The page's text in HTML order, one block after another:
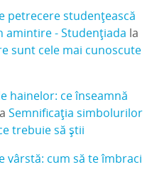
petrecere studențească
amintire - Studențiada la
sunt cele mai cunoscute
hainelor: ce înseamnă
Semnificația simbolurilor
trebuie să știi
vârstă: cum să te îmbraci